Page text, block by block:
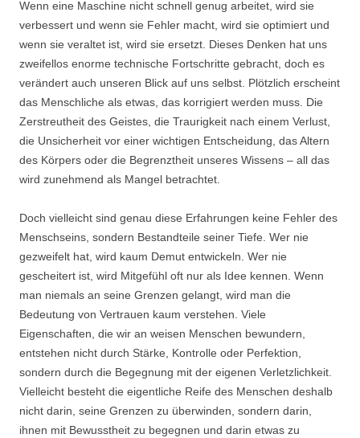
Wenn eine Maschine nicht schnell genug arbeitet, wird sie
verbessert und wenn sie Fehler macht, wird sie optimiert und
wenn sie veraltet ist, wird sie ersetzt. Dieses Denken hat uns
zweifellos enorme technische Fortschritte gebracht, doch es
verändert auch unseren Blick auf uns selbst. Plötzlich erscheint
das Menschliche als etwas, das korrigiert werden muss. Die
Zerstreutheit des Geistes, die Traurigkeit nach einem Verlust,
die Unsicherheit vor einer wichtigen Entscheidung, das Altern
des Körpers oder die Begrenztheit unseres Wissens – all das
wird zunehmend als Mangel betrachtet.
Doch vielleicht sind genau diese Erfahrungen keine Fehler des
Menschseins, sondern Bestandteile seiner Tiefe. Wer nie
gezweifelt hat, wird kaum Demut entwickeln. Wer nie
gescheitert ist, wird Mitgefühl oft nur als Idee kennen. Wenn
man niemals an seine Grenzen gelangt, wird man die
Bedeutung von Vertrauen kaum verstehen. Viele
Eigenschaften, die wir an weisen Menschen bewundern,
entstehen nicht durch Stärke, Kontrolle oder Perfektion,
sondern durch die Begegnung mit der eigenen Verletzlichkeit.
Vielleicht besteht die eigentliche Reife des Menschen deshalb
nicht darin, seine Grenzen zu überwinden, sondern darin,
ihnen mit Bewusstheit zu begegnen und darin etwas zu